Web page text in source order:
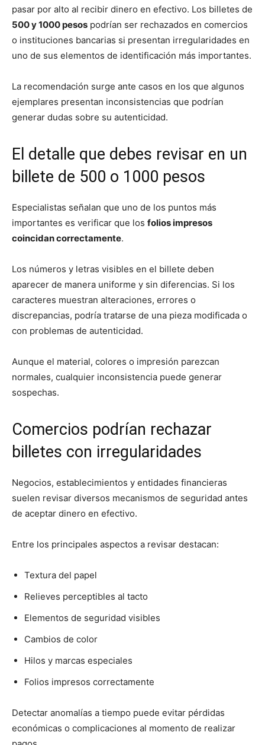
pasar por alto al recibir dinero en efectivo. Los billetes de
500 y 1000 pesos podrían ser rechazados en comercios
o instituciones bancarias si presentan irregularidades en
uno de sus elementos de identificación más importantes.
La recomendación surge ante casos en los que algunos
ejemplares presentan inconsistencias que podrían
generar dudas sobre su autenticidad.
El detalle que debes revisar en un
billete de 500 o 1000 pesos
Especialistas señalan que uno de los puntos más
importantes es verificar que los folios impresos
coincidan correctamente.
Los números y letras visibles en el billete deben
aparecer de manera uniforme y sin diferencias. Si los
caracteres muestran alteraciones, errores o
discrepancias, podría tratarse de una pieza modificada o
con problemas de autenticidad.
Aunque el material, colores o impresión parezcan
normales, cualquier inconsistencia puede generar
sospechas.
Comercios podrían rechazar
billetes con irregularidades
Negocios, establecimientos y entidades financieras
suelen revisar diversos mecanismos de seguridad antes
de aceptar dinero en efectivo.
Entre los principales aspectos a revisar destacan:
Textura del papel
Relieves perceptibles al tacto
Elementos de seguridad visibles
Cambios de color
Hilos y marcas especiales
Folios impresos correctamente
Detectar anomalías a tiempo puede evitar pérdidas
económicas o complicaciones al momento de realizar